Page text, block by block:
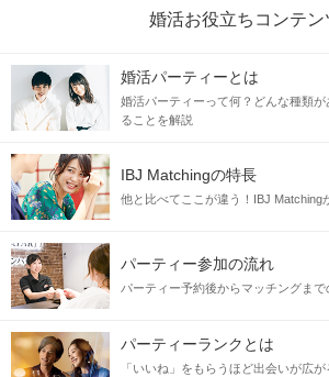
婚活お役立ちコンテン
婚活パーティーとは
婚活パーティーって何？どんな種類
ることを解説
IBJ Matchingの特長
他と比べてここが違う！IBJ Matching
パーティー参加の流れ
パーティー予約後からマッチングま
パーティーランクとは
「いいね」をもらうほど出会いが広